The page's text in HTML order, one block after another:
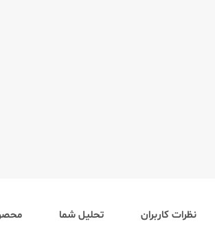
نظرات کاربران تحلیل شما